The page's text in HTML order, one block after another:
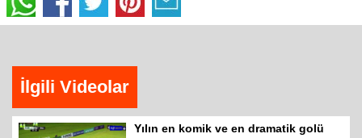
İlgili Videolar
Yılın en komik ve en dramatik golü